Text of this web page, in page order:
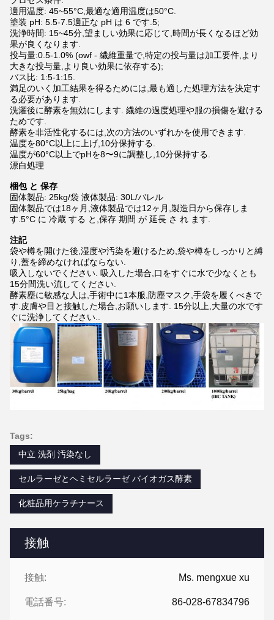
接触
接触: Ms. mengxue xu
電話番号: 86-028-67834796
適用温度: 45~55°C,最適な適用温度は50°C.
塗装 pH: 5.5-7.5適正な pH は 6 です.5;
洗浄時間: 15~45分,望ましい効果に応じて,時間が長くなるほど効
果が良くなります.
投与量:0.5-1.0% (owf - 繊維重量で,特定の投与量は加工要件,より
大きな投与量,より良い効果に依存する);
バス比: 1:5-1:15.
満足のいく加工結果を得るためには,最も適した処理方法を決定す
る必要があります.
洗濯後に酵素を無効にします. 繊維の過度処理や服の損傷を避ける
ためです.
酵素を非活性化するには,次の方法のいずれかを使用できます.
温度を80°C以上に上げ,10分保持する.
温度が60°C以上でpHを8〜9に調整し,10分保持する.
漂白処理
梱包 と 保存
固体製品: 25kg/袋 液体製品: 30L/バレル
固体製品では18ヶ月,液体製品では12ヶ月,製造日から保存しま
す.5°C に 冷蔵 する と,保存 期間 が 延長 さ れ ます.
注記
袋や樽を開けた後,湿度や汚染を避けるため,袋や樽をしっかりと縛
り,蓋を締めなければならない.
吸入しないでください. 吸入した場合,口をすぐに水で少なくとも
15分間洗い流してください.
酵素塵に敏感な人は,手術中に1本服,防塵マスク,手袋を履くべきで
す.皮膚や目と接触した場合,お願いします. 15分以上,大量の水です
ぐに洗浄してください..
Tags:
中立 洗剤 汚染なし
セルラーゼとヘミセルラーゼ バイオガス酵素
化粧品用ケラチナース